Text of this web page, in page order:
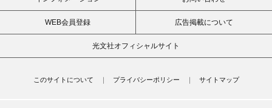
WEB会員登録 広告掲載について
光文社オフィシャルサイト
このサイトについて プライバシーポリシー サイトマップ